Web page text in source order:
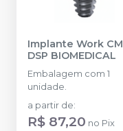
Implante Work CM
DSP BIOMEDICAL
Embalagem com 1
unidade.
a partir de:
R$ 87,20 no Pix